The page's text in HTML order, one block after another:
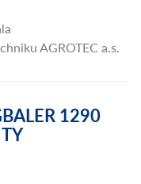
AGROTEC a.s.
1290